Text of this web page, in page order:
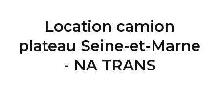
Location camion
plateau Seine-et-Marne
- NA TRANS